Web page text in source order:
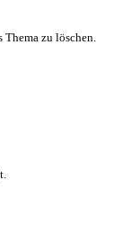
Thema zu löschen.